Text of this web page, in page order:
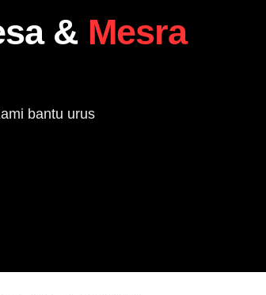
& Mesra
bantu urus